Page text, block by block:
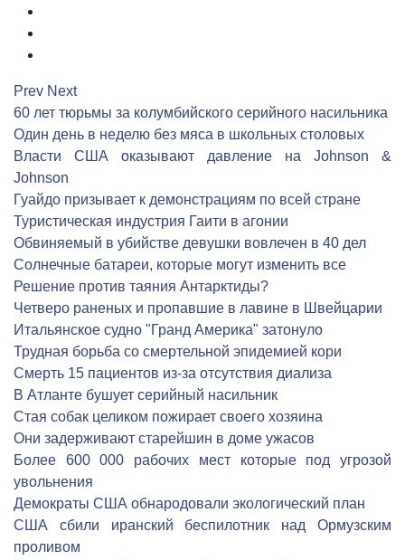
Prev Next
60 лет тюрьмы за колумбийского серийного насильника
Один день в неделю без мяса в школьных столовых
Власти США оказывают давление на Johnson &
Johnson
Гуайдо призывает к демонстрациям по всей стране
Туристическая индустрия Гаити в агонии
Обвиняемый в убийстве девушки вовлечен в 40 дел
Солнечные батареи, которые могут изменить все
Решение против таяния Антарктиды?
Четверо раненых и пропавшие в лавине в Швейцарии
Итальянское судно "Гранд Америка" затонуло
Трудная борьба со смертельной эпидемией кори
Cмерть 15 пациентов из-за отсутствия диализа
В Атланте бушует серийный насильник
Стая собак целиком пожирает своего хозяина
Они задерживают старейшин в доме ужасов
Более 600 000 рабочих мест которые под угрозой
увольнения
Демократы США обнародовали экологический план
США сбили иранский беспилотник над Ормузским
проливом